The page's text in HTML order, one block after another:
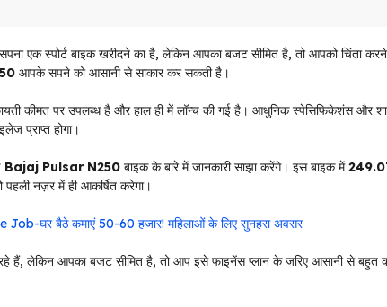
एक स्पोर्ट बाइक खरीदने का है, लेकिन आपका बजट सीमित है, तो आपको चिंता
आपके सपने को आसानी से साकार कर सकती है।
कीमत पर उपलब्ध है और हाल ही में लॉन्च की गई है। आधुनिक स्पेसिफिकेशंस और
प्राप्त होगा।
Bajaj Pulsar N250 बाइक के बारे में जानकारी साझा करेंगे। इस बाइक में
नज़र में ही आकर्षित करेगा।
घर बैठे कमाएं 50-60 हजार! महिलाओं के लिए सुनहरा अवसर
हैं, लेकिन आपका बजट सीमित है, तो आप इसे फाइनेंस प्लान के जरिए आसानी से